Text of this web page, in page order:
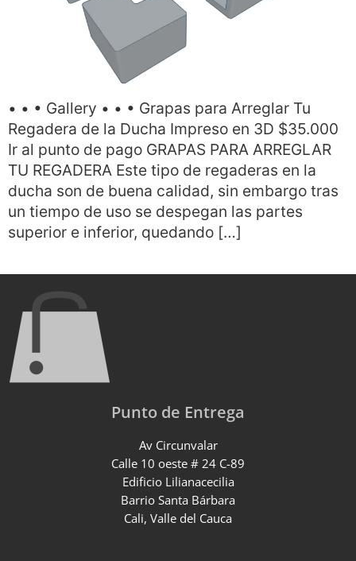
• • • Gallery • • • Grapas para Arreglar Tu
Regadera de la Ducha Impreso en 3D $35.000
Ir al punto de pago GRAPAS PARA ARREGLAR
TU REGADERA Este tipo de regaderas en la
ducha son de buena calidad, sin embargo tras
un tiempo de uso se despegan las partes
superior e inferior, quedando […]
Punto de Entrega
Av Circunvalar
Calle 10 oeste # 24 C-89
Edificio Lilianacecilia
Barrio Santa Bárbara
Cali, Valle del Cauca